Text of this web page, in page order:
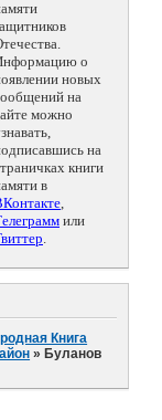
о
новых
на
можно
на
книги
в
,
или
.
Книга
» Буланов